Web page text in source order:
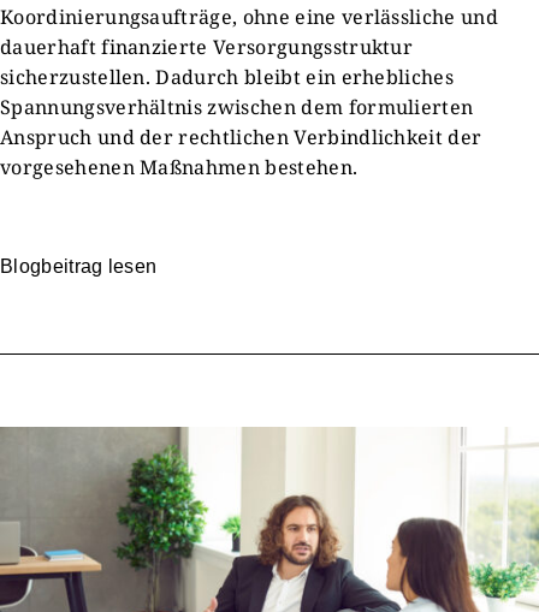
Koordinierungsaufträge, ohne eine verlässliche und
dauerhaft finanzierte Versorgungsstruktur
sicherzustellen. Dadurch bleibt ein erhebliches
Spannungsverhältnis zwischen dem formulierten
Anspruch und der rechtlichen Verbindlichkeit der
vorgesehenen Maßnahmen bestehen.
Blogbeitrag lesen